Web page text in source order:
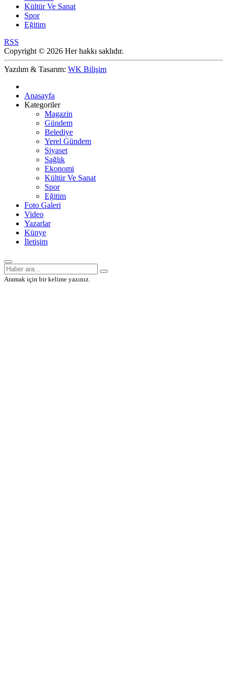
Kültür Ve Sanat
Spor
Eğitim
RSS
Copyright © 2026 Her hakkı saklıdır.
Yazılım & Tasarım: WK Bilişim
Anasayfa
Kategoriler
Magazin
Gündem
Belediye
Yerel Gündem
Siyaset
Sağlık
Ekonomi
Kültür Ve Sanat
Spor
Eğitim
Foto Galeri
Video
Yazarlar
Künye
İletişim
Aramak için bir kelime yazınız.